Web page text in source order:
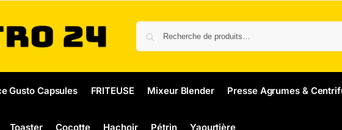
Gusto Capsules FRITEUSE Mixeur Blender Presse Agrumes &
Toaster Cocotte Hachoir Pétrin Yaourtière